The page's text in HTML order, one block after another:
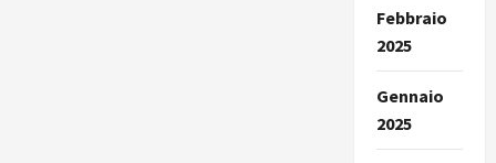
Febbraio
2025
Gennaio
2025